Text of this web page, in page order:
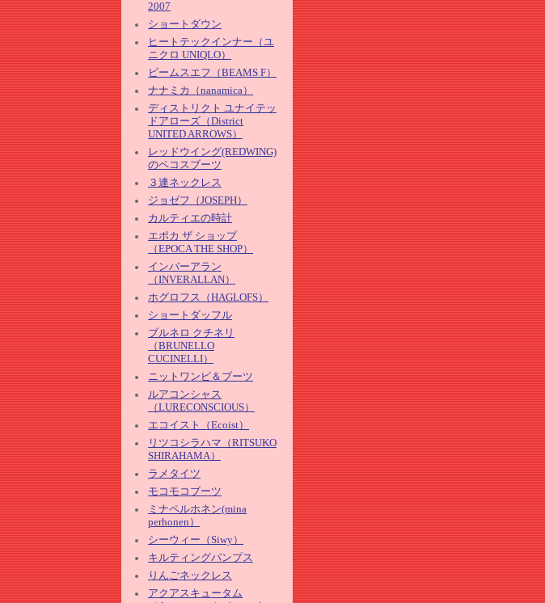
2007
ショートダウン
ヒートテックインナー（ユ
ニクロ UNIQLO）
ビームスエフ（BEAMS F）
ナナミカ（nanamica）
ディストリクト ユナイテッ
ドアローズ（District
UNITED ARROWS）
レッドウイング(REDWING)
のペコスブーツ
３連ネックレス
ジョゼフ（JOSEPH）
カルティエの時計
エポカ ザ ショップ
（EPOCA THE SHOP）
インバーアラン
（INVERALLAN）
ホグロフス（HAGLOFS）
ショートダッフル
ブルネロ クチネリ
（BRUNELLO
CUCINELLI）
ニットワンピ＆ブーツ
ルアコンシャス
（LURECONSCIOUS）
エコイスト（Ecoist）
リツコシラハマ（RITSUKO
SHIRAHAMA）
ラメタイツ
モコモコブーツ
ミナペルホネン(mina
perhonen）
シーウィー（Siwy）
キルティングパンプス
りんごネックレス
アクアスキュータム